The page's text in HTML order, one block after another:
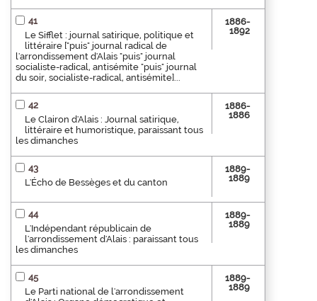
41
Le Sifflet : journal satirique, politique et
littéraire ["puis" journal radical de
l'arrondissement d'Alais "puis" journal
socialiste-radical, antisémite "puis" journal
du soir, socialiste-radical, antisémite]...
1886-
1892
42
Le Clairon d'Alais : Journal satirique,
littéraire et humoristique, paraissant tous
les dimanches
1886-
1886
43
L'Écho de Bessèges et du canton
1889-
1889
44
L'Indépendant républicain de
l'arrondissement d'Alais : paraissant tous
les dimanches
1889-
1889
45
Le Parti national de l'arrondissement
1889-
1889